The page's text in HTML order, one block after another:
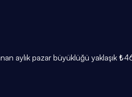
aylık pazar büyüklüğü yaklaşık